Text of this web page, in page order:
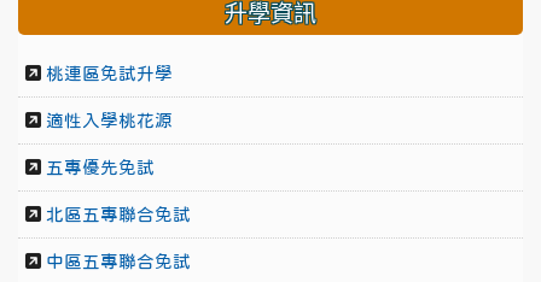
升學資訊
桃連區免試升學
適性入學桃花源
五專優先免試
北區五專聯合免試
中區五專聯合免試